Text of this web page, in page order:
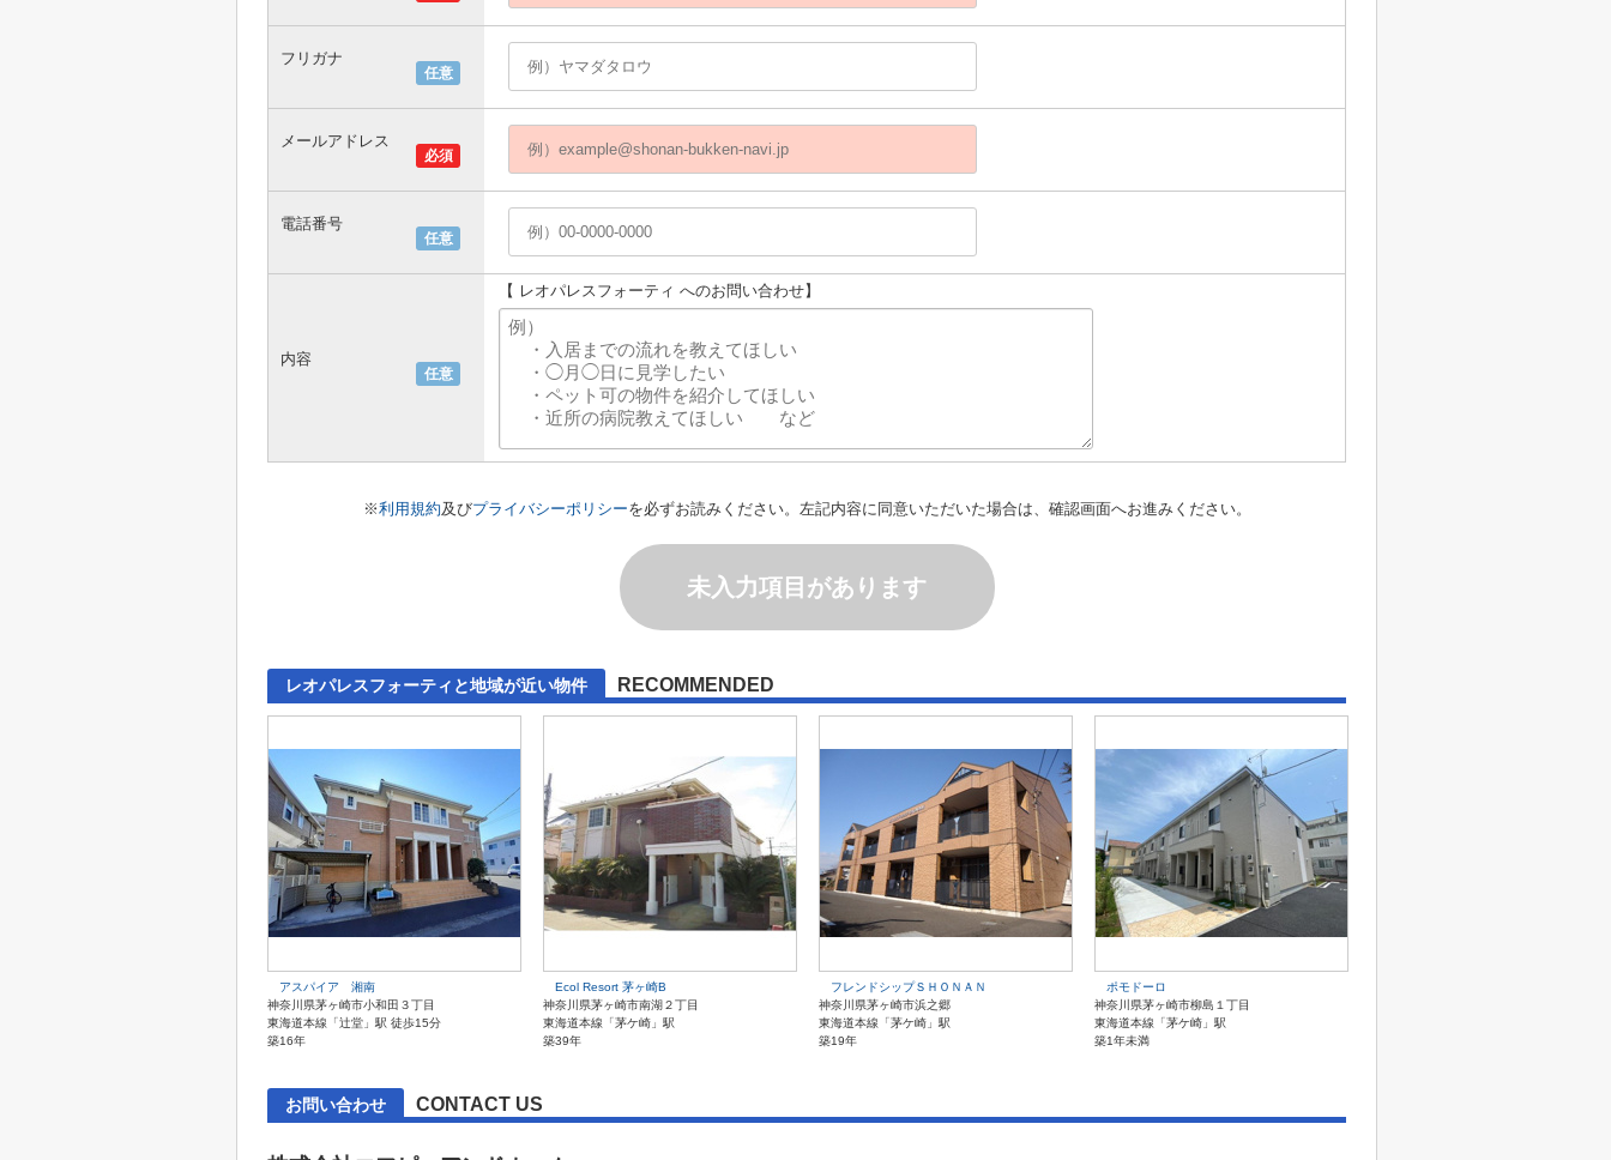
任意
フリガナ
必須
メールアドレス
任意
電話番号
任意
内容
【 レオパレスフォーティ へのお問い合わせ】
※利用規約及びプライバシーポリシーを必ずお読みください。左記内容に同意いただいた場合は、確認画面へお進みください。
未入力項目があります
レオパレスフォーティと地域が近い物件 RECOMMENDED
アスパイア 湘南
神奈川県茅ヶ崎市小和田３丁目
東海道本線「辻堂」駅 徒歩15分
築16年
Ecol Resort 茅ヶ崎B
神奈川県茅ヶ崎市南湖２丁目
東海道本線「茅ケ崎」駅
築39年
フレンドシップＳＨＯＮＡＮ
神奈川県茅ヶ崎市浜之郷
東海道本線「茅ケ崎」駅
築19年
ポモドーロ
神奈川県茅ヶ崎市柳島１丁目
東海道本線「茅ケ崎」駅
築1年未満
お問い合わせ CONTACT US